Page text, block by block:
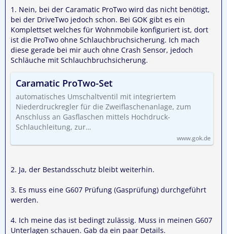
1. Nein, bei der Caramatic ProTwo wird das nicht benötigt,
bei der DriveTwo jedoch schon. Bei GOK gibt es ein
Komplettset welches für Wohnmobile konfiguriert ist, dort
ist die ProTwo ohne Schlauchbruchsicherung. Ich mach
diese gerade bei mir auch ohne Crash Sensor, jedoch
Schläuche mit Schlauchbruchsicherung.
Caramatic ProTwo-Set
automatisches Umschaltventil mit integriertem
Niederdruckregler für die Zweiflaschenanlage, zum
Anschluss an Gasflaschen mittels Hochdruck-
Schlauchleitung, zur…
www.gok.de
2. Ja, der Bestandsschutz bleibt weiterhin.
3. Es muss eine G607 Prüfung (Gasprüfung) durchgeführt
werden.
4. Ich meine das ist bedingt zulässig. Muss in meinen G607
Unterlagen schauen. Gab da ein paar Details.